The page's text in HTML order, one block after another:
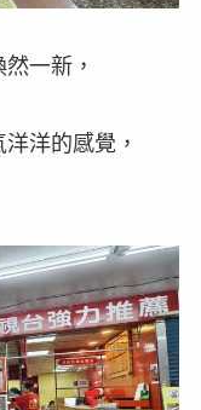
一新，
洋的感覺，